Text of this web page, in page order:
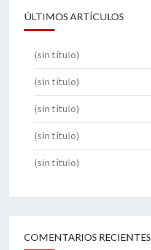
ÚLTIMOS ARTÍCULOS
(sin título)
(sin título)
(sin título)
(sin título)
(sin título)
COMENTARIOS RECIENTES